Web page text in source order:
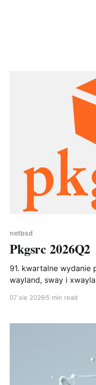
netbsd
Pkgsrc 2026Q2
91. kwartalne wydanie
wayland, sway i
wreszcie zastąpić
07 sie 2026 5 min read